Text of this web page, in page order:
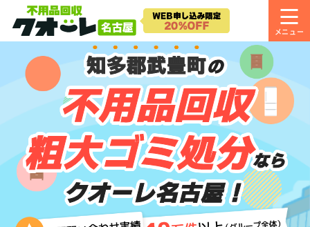
知多郡武豊町の
不用品回収
粗大ゴミ処分なら
クオーレ名古屋！